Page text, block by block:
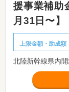
援事業補
月31日〜】
上限金額・助成額